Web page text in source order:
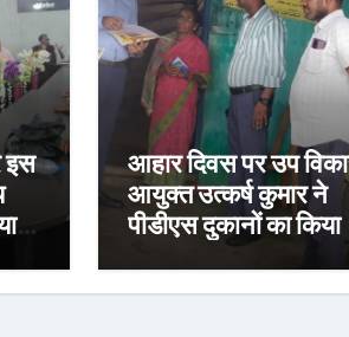
इस
आहार दिवस पर उप
आयुक्त उत्कर्ष कुमार ने
पीडीएस दुकानों का किया
वितरण के दिए निर्देश